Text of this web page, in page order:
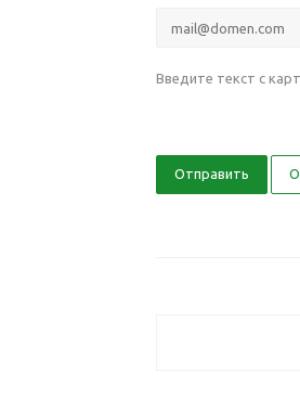
Введите текст с
Отправить